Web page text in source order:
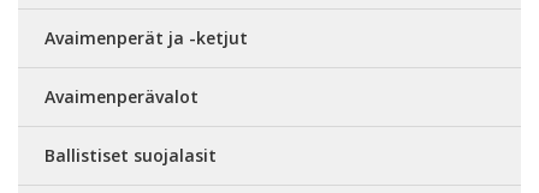
Avaimenperät ja -ketjut
Avaimenperävalot
Ballistiset suojalasit